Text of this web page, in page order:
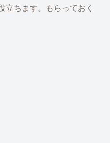
立ちます。もらっておく